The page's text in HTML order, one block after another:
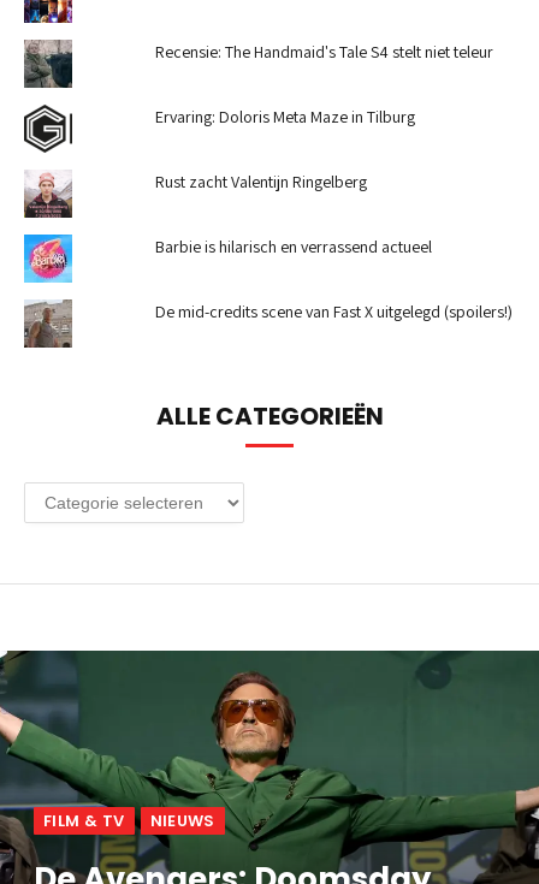
Recensie: The Handmaid's Tale S4 stelt niet teleur
Ervaring: Doloris Meta Maze in Tilburg
Rust zacht Valentijn Ringelberg
Barbie is hilarisch en verrassend actueel
De mid-credits scene van Fast X uitgelegd (spoilers!)
ALLE CATEGORIEËN
Alle
categorieën
FILM & TV NIEUWS